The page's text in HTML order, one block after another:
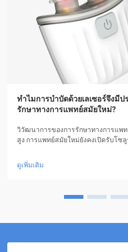
ทำไมการบำบัดด้วยเลเซอร์จึงมี
รักษาทางการแพทย์สมัยใหม่?
วิวัฒนาการของการรักษาทางการแพ
สูง การแพทย์สมัยใหม่ยังคงเปิดรับโซ
ก้าวหน้าที่สำคัญเหล่านี้ คือ การบำบัดด้
เป็นแนวทางที่...
ดูเพิ่มเติม